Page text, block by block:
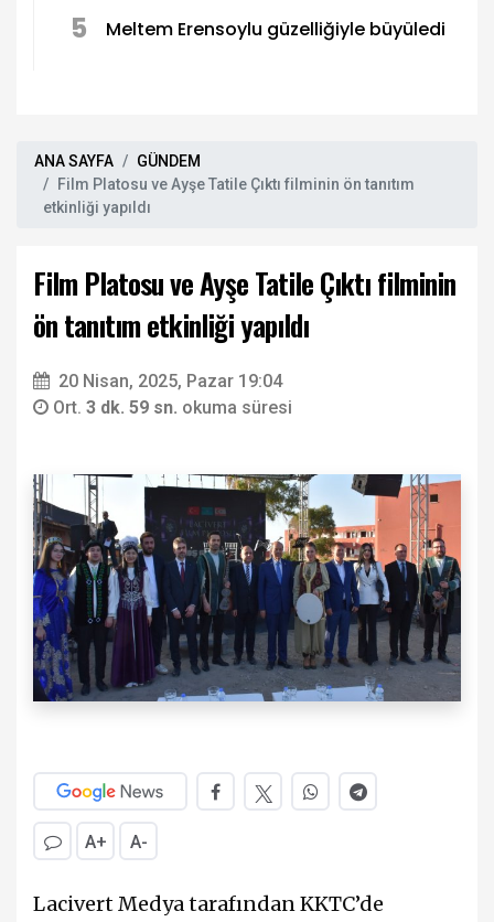
5 Meltem Erensoylu güzelliğiyle büyüledi
ANA SAYFA
GÜNDEM
Film Platosu ve Ayşe Tatile Çıktı filminin ön tanıtım
etkinliği yapıldı
Film Platosu ve Ayşe Tatile Çıktı filminin
ön tanıtım etkinliği yapıldı
20 Nisan, 2025, Pazar 19:04
Ort. 3 dk. 59 sn. okuma süresi
A+ A-
Lacivert Medya tarafından KKTC’de